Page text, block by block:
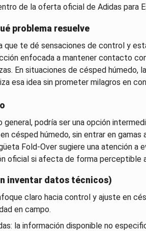
de la oferta oficial de Adidas para
problema resuelve
que te dé sensaciones de control y
enfocada a mantener contacto
En situaciones de césped húmedo,
esa idea sin prometer milagros en
podría ser una opción
césped húmedo, sin entrar en
Fold-Over sugiere una atención
oficial si afecta de forma perceptible
inventar datos técnicos)
claro hacia control y ajuste en
en campo.
la información disponible no